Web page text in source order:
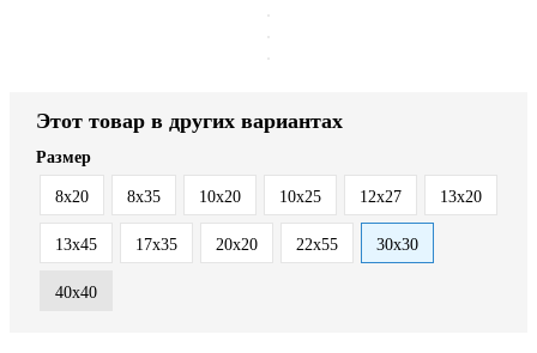
Этот товар в других вариантах
Размер
8х20 8х35 10х20 10х25 12х27 13х20
13х45 17х35 20х20 22х55 30х30
40х40